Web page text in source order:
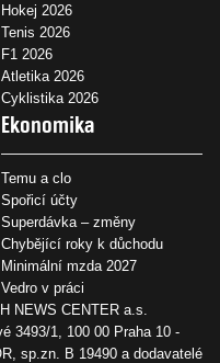
Hokej 2026
Tenis 2026
F1 2026
Atletika 2026
Cyklistika 2026
Ekonomika
Temu a clo
Spořicí účty
Superdávka – změny
Chybějící roky k důchodu
Minimální mzda 2027
Vedro v práci
NEWS CENTER a.s.
3493/1, 100 00 Praha 10 -
sp.zn. B 19490 a dodavatelé